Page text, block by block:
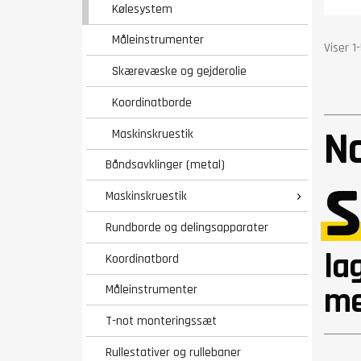
Kølesystem
Måleinstrumenter
Skærevæske og gejderolie
Koordinatborde
Maskinskruestik
Båndsavklinger (metal)
Maskinskruestik

Rundborde og delingsapparater
Koordinatbord
Måleinstrumenter
T-not monteringssæt
Rullestativer og rullebaner
Viser